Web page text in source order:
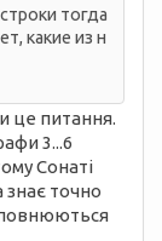
тогда
какие из н
це питання.
3...6
Сонаті
точно